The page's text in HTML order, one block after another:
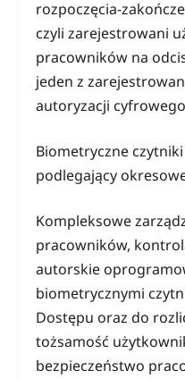
rozpoczęcia-
czyli zarejestrowani
pracowników na
jeden z
autoryzacji
Biometryczne
podlegający
Kompleksowe
pracowników,
autorskie
biometrycznymi
Dostępu oraz do
tożsamość
bezpieczeństwo